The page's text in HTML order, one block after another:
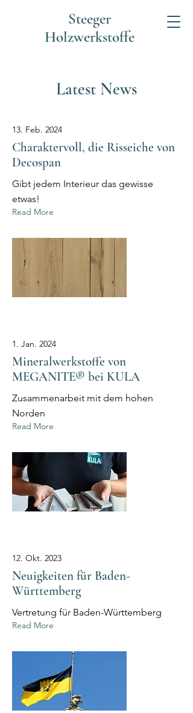
Steeger
Holzwerkstoffe
Latest News
13. Feb. 2024
Charaktervoll, die Risseiche von
Decospan
Gibt jedem Interieur das gewisse
etwas!
Read More
1. Jan. 2024
Mineralwerkstoffe von
MEGANITE® bei KULA
Zusammenarbeit mit dem hohen
Norden
Read More
12. Okt. 2023
Neuigkeiten für Baden-
Württemberg
Vertretung für Baden-Württemberg
Read More